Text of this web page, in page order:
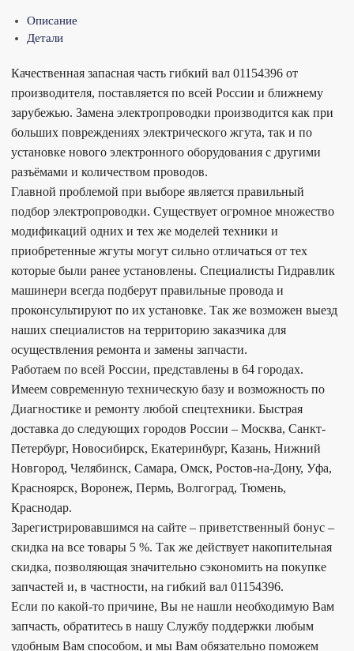
Описание
Детали
Качественная запасная часть гибкий вал 01154396 от
производителя, поставляется по всей России и ближнему
зарубежью. Замена электропроводки производится как при
больших повреждениях электрического жгута, так и по
установке нового электронного оборудования с другими
разъёмами и количеством проводов.
Главной проблемой при выборе является правильный
подбор электропроводки. Существует огромное множество
модификаций одних и тех же моделей техники и
приобретенные жгуты могут сильно отличаться от тех
которые были ранее установлены. Специалисты Гидравлик
машинери всегда подберут правильные провода и
проконсультируют по их установке. Так же возможен выезд
наших специалистов на территорию заказчика для
осуществления ремонта и замены запчасти.
Работаем по всей России, представлены в 64 городах.
Имеем современную техническую базу и возможность по
Диагностике и ремонту любой спецтехники. Быстрая
доставка до следующих городов России – Москва, Санкт-
Петербург, Новосибирск, Екатеринбург, Казань, Нижний
Новгород, Челябинск, Самара, Омск, Ростов-на-Дону, Уфа,
Красноярск, Воронеж, Пермь, Волгоград, Тюмень,
Краснодар.
Зарегистрировавшимся на сайте – приветственный бонус –
скидка на все товары 5 %. Так же действует накопительная
скидка, позволяющая значительно сэкономить на покупке
запчастей и, в частности, на гибкий вал 01154396.
Если по какой-то причине, Вы не нашли необходимую Вам
запчасть, обратитесь в нашу Службу поддержки любым
удобным Вам способом, и мы Вам обязательно поможем